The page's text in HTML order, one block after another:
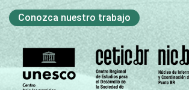
100 mil
habitantes
Norte -
Mais de
100 mil
97
Conozca nuestro trabajo